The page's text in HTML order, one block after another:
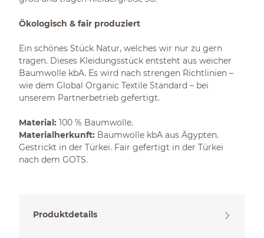
Ökologisch & fair produziert
Ein schönes Stück Natur, welches wir nur zu gern
tragen. Dieses Kleidungsstück entsteht aus weicher
Baumwolle kbA. Es wird nach strengen Richtlinien –
wie dem Global Organic Textile Standard – bei
unserem Partnerbetrieb gefertigt.
Material: 100 % Baumwolle.
Materialherkunft: Baumwolle kbA aus Ägypten.
Gestrickt in der Türkei. Fair gefertigt in der Türkei
nach dem GOTS.
Produktdetails